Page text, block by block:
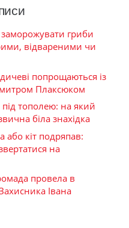
гриби
відвареними чи
попрощаються із
Плаксюком
тополею: на який
біла знахідка
або кіт подряпав:
на
провела в
Івана